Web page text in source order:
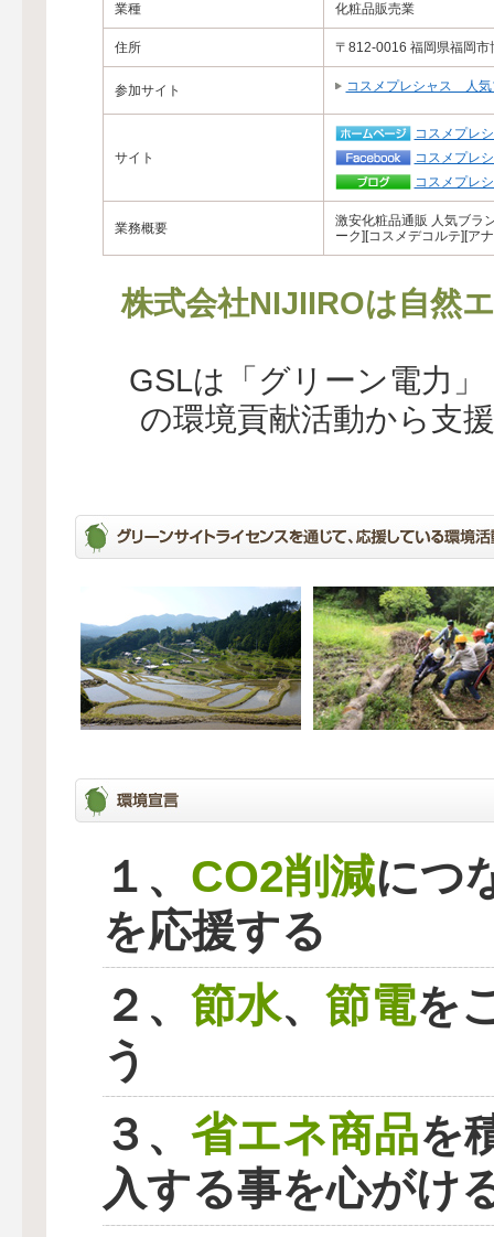
業種 化粧品販売業
住所 〒812-0016 福岡県福岡
参加サイト コスメプレシャス 人気
サイト
コスメプレ
コスメプレ
コスメプレ
業務概要
激安化粧品通販 人気ブラ
ーク][コスメデコルテ][ア
株式会社NIJIIROは自然
GSLは「グリーン電力
の環境貢献活動から支
１、 CO2削減につ
を応援する
２、 節水、 節電を
う
３、 省エネ商品を
入する事を心がけ